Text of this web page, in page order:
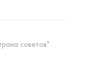
советов"